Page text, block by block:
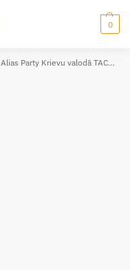
0
Alias Party Krievu valodā TACTIC 53370